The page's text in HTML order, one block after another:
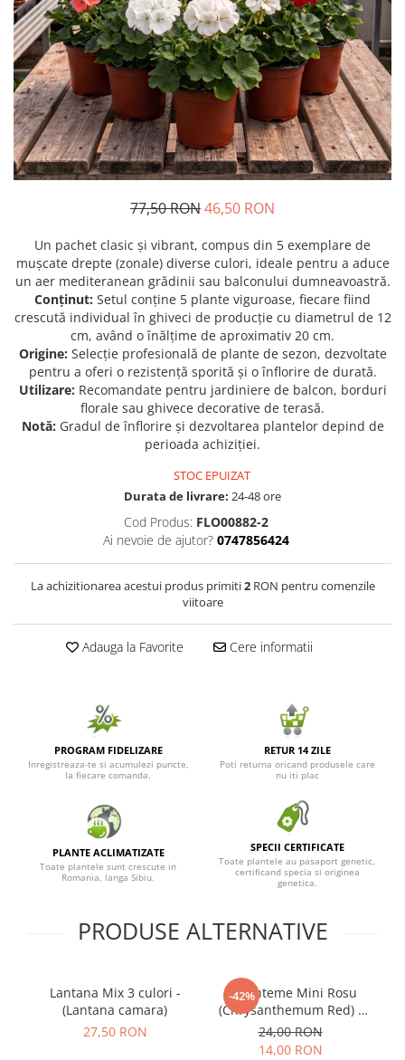
Bulbi de Echinacea
Bulbi de Frezie
Bulbi de Fritillaria
Bulbi de Gaillardia (Kokarda)
Bulbi de Gladiole
Bulbi de Irisi - Stanjenel
Bulbi de Lalele
Bulbi de Narcise
Bulbi de Ranunculus
Bulbi de Tigridia
Bulbi de Zambile
Bulbi de Zantedeschia
Bulbi Sparaxis
Mixuri de Bulbi
Seminte de Flori
Seminte de Ierburi
Păr - Pyrus communis
Smochini - Ficus carica
Viță de Vie - Vitis
Zmeur - Rubus
77,50 RON46,50 RON
Un pachet clasic și vibrant, compus din 5 exemplare de
mușcate drepte (zonale) diverse culori, ideale pentru a aduce
un aer mediteranean grădinii sau balconului dumneavoastră.
Conținut: Setul conține 5 plante viguroase, fiecare fiind
crescută individual în ghiveci de producție cu diametrul de 12
cm, având o înălțime de aproximativ 20 cm.
Origine: Selecție profesională de plante de sezon, dezvoltate
pentru a oferi o rezistență sporită și o înflorire de durată.
Utilizare: Recomandate pentru jardiniere de balcon, borduri
florale sau ghivece decorative de terasă.
Notă: Gradul de înflorire și dezvoltarea plantelor depind de
perioada achiziției.
STOC EPUIZAT
Durata de livrare: 24-48 ore
Cod Produs: FLO00882-2
Ai nevoie de ajutor? 0747856424
La achizitionarea acestui produs primiti2RON pentru comenzile
viitoare
Adauga la Favorite Cere informatii
PROGRAM FIDELIZARE
Inregistreaza-te si acumulezi puncte,
la fiecare comanda.
RETUR 14 ZILE
Poti returna oricand produsele care
nu iti plac
PLANTE ACLIMATIZATE
Toate plantele sunt crescute in
Romania, langa Sibiu.
SPECII CERTIFICATE
Toate plantele au pasaport genetic,
certificand specia si originea
genetica.
PRODUSE ALTERNATIVE
Lantana Mix 3 culori -
(Lantana camara)
27,50 RON
-42%
Crizanteme Mini Rosu
(Chrysanthemum Red) -
(P12)
24,00 RON
14,00 RON